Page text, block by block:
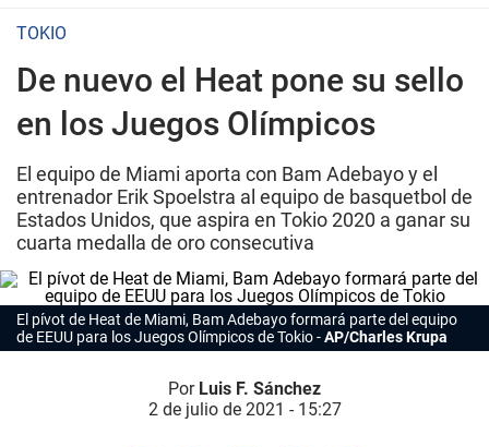
TOKIO
De nuevo el Heat pone su sello
en los Juegos Olímpicos
El equipo de Miami aporta con Bam Adebayo y el
entrenador Erik Spoelstra al equipo de basquetbol de
Estados Unidos, que aspira en Tokio 2020 a ganar su
cuarta medalla de oro consecutiva
El pívot de Heat de Miami, Bam Adebayo formará parte del equipo
de EEUU para los Juegos Olímpicos de Tokio
AP/Charles Krupa
Por Luis F. Sánchez
2 de julio de 2021 - 15:27